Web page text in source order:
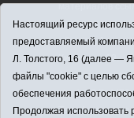
материалов
Адрес
область,
Кирова, д. 13.
Адрес
Телефон
Настоящий ресурс
предоставляемый
Л. Толстого, 16 (далее —
файлы "cookie" с целью
обеспечения
Продолжая использовать